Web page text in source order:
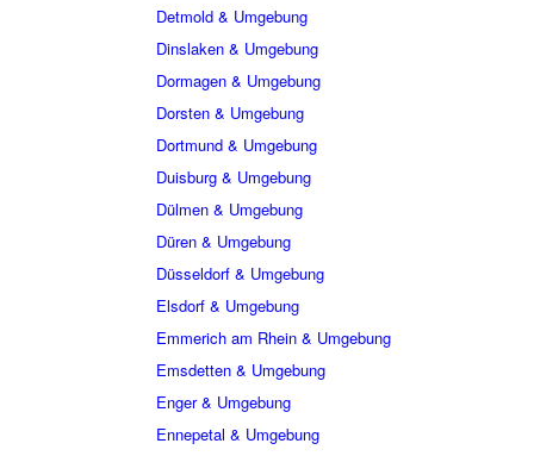
Detmold & Umgebung
Dinslaken & Umgebung
Dormagen & Umgebung
Dorsten & Umgebung
Dortmund & Umgebung
Duisburg & Umgebung
Dülmen & Umgebung
Düren & Umgebung
Düsseldorf & Umgebung
Elsdorf & Umgebung
Emmerich am Rhein & Umgebung
Emsdetten & Umgebung
Enger & Umgebung
Ennepetal & Umgebung